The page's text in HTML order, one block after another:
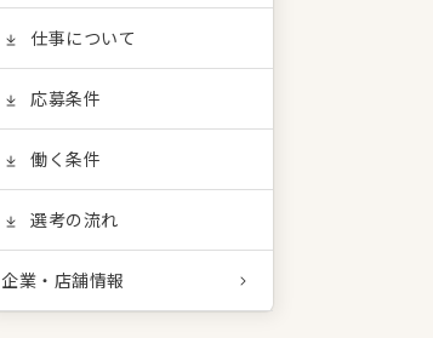
仕事について
応募条件
働く条件
選考の流れ
企業・店舗情報